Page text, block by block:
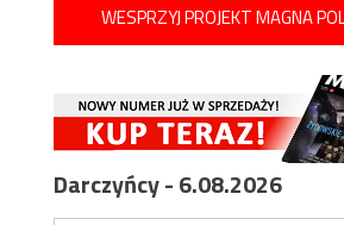
WESPRZYJ PROJEKT MAGNA
Darczyńcy - 6.08.2026